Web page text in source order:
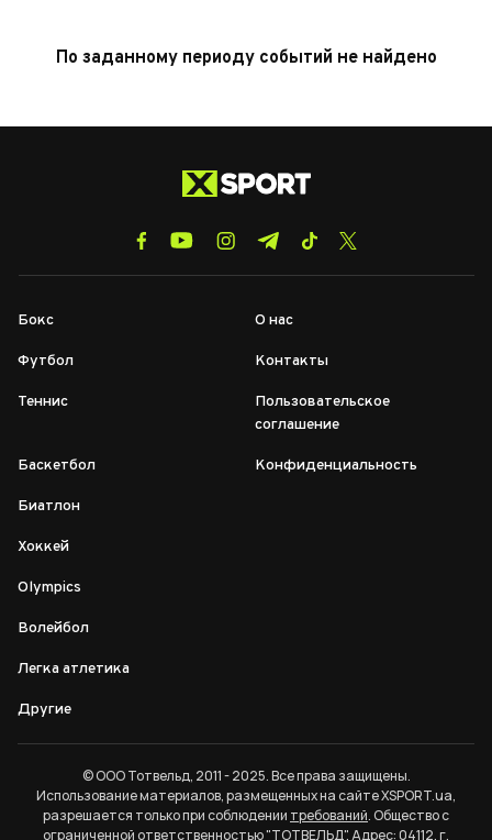
По заданному периоду событий не найдено
Бокс
Футбол
Теннис
Баскетбол
Биатлон
Хоккей
Olympics
Волейбол
Легка атлетика
Другие
О нас
Контакты
Пользовательское
соглашение
Конфиденциальность
© ООО Тотвельд, 2011 - 2025. Все права защищены.
Использование материалов, размещенных на сайте XSPORT.ua,
разрешается только при соблюдении требований. Общество с
ограниченной ответственностью "ТОТВЕЛЬД". Адрес: 04112, г.